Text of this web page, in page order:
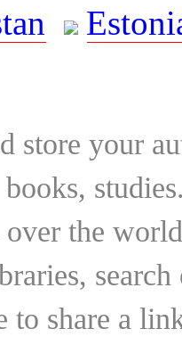
store your
over the
to share a